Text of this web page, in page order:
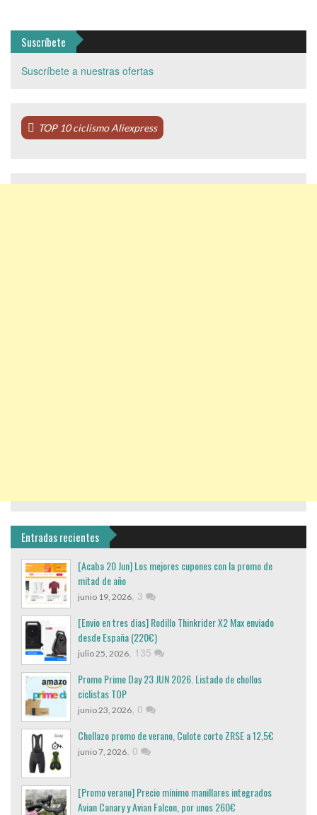
Suscríbete
Suscríbete a nuestras ofertas
TOP 10 ciclismo Aliexpress
Entradas recientes
[Acaba 20 Jun] Los mejores cupones con la promo de
mitad de año
junio 19, 2026, 3
[Envio en tres dias] Rodillo Thinkrider X2 Max enviado
desde España (220€)
julio 25, 2026, 135
Promo Prime Day 23 JUN 2026. Listado de chollos
ciclistas TOP
junio 23, 2026, 0
Chollazo promo de verano, Culote corto ZRSE a 12,5€
junio 7, 2026, 0
[Promo verano] Precio mínimo manillares integrados
Avian Canary y Avian Falcon, por unos 260€